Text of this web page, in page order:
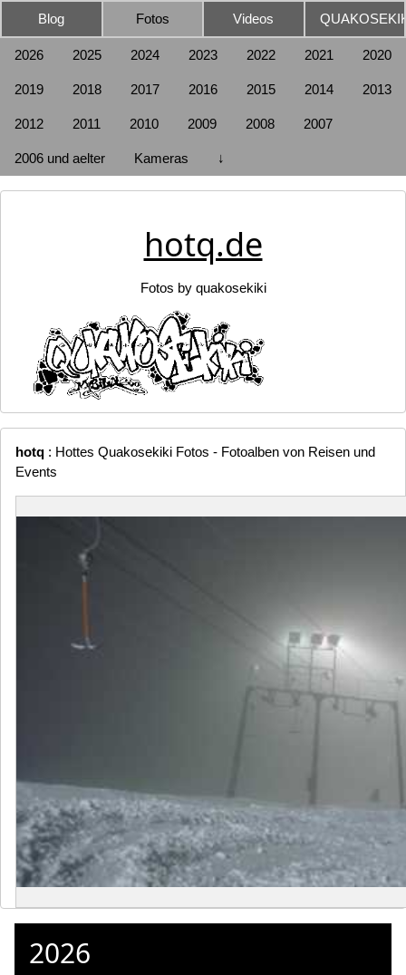
Blog Fotos Videos
2026 2025 2024 2023 2022 2021 2020
2019 2018 2017 2016 2015 2014 2013
2012 2011 2010 2009 2008 2007
2006 und aelter Kameras ↓
hotq.de
Fotos by quakosekiki
hotq : Hottes Quakosekiki Fotos - Fotoalben von Reisen und
Events
2026